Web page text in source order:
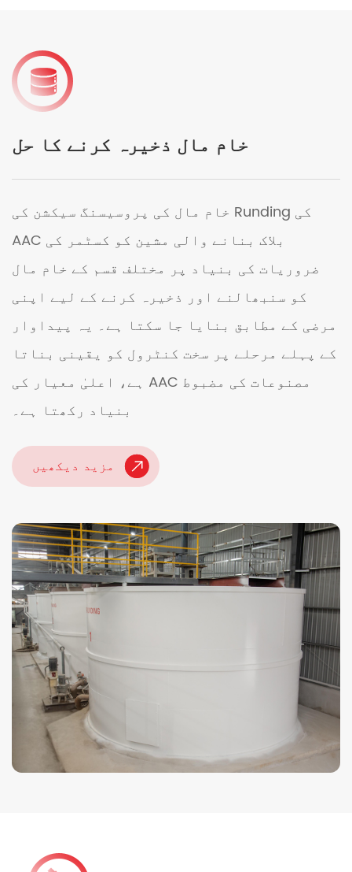
خام مال ذخیرہ کرنے کا حل
خام مال کی پروسیسنگ سیکشن کی Runding کی
AAC بلاک بنانے والی مشین کو کسٹمر کی
ضروریات کی بنیاد پر مختلف قسم کے خام مال
کو سنبھالنے اور ذخیرہ کرنے کے لیے اپنی
مرضی کے مطابق بنایا جا سکتا ہے۔ یہ پیداوار
کے پہلے مرحلے پر سخت کنٹرول کو یقینی بناتا
ہے، اعلیٰ معیار کی AAC مصنوعات کی مضبوط
بنیاد رکھتا ہے۔
مزید دیکھیں